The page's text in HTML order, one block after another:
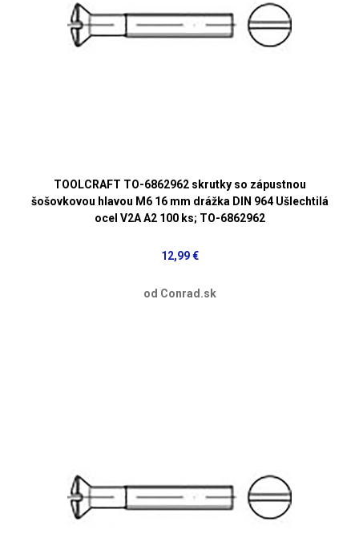
TOOLCRAFT TO-6862962 skrutky so zápustnou
šošovkovou hlavou M6 16 mm drážka DIN 964 Ušlechtilá
ocel V2A A2 100 ks; TO-6862962
12,99 €
od Conrad.sk